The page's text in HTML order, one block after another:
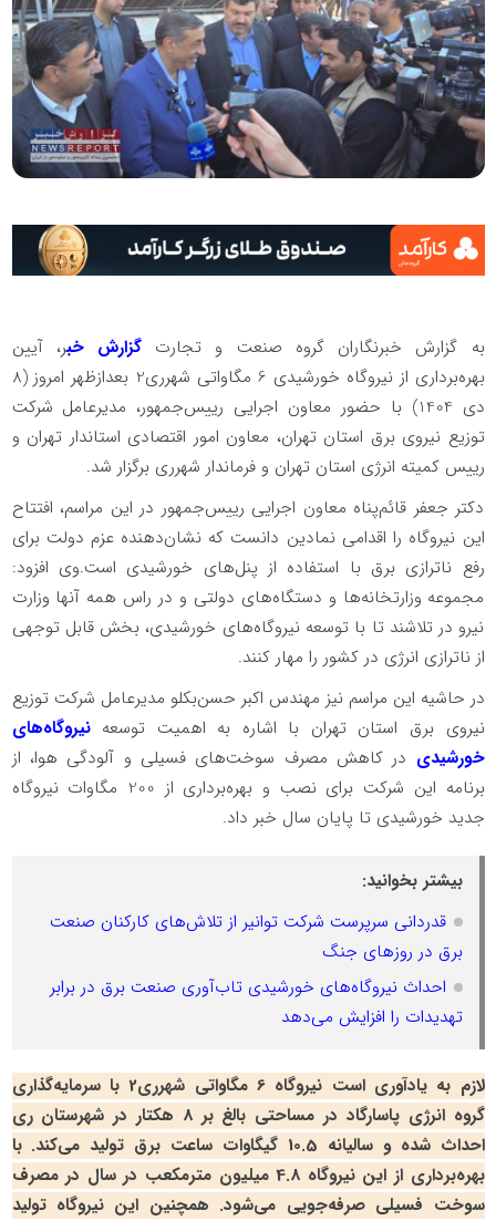
به گزارش خبرنگاران گروه صنعت و تجارت گزارش خبر، آیین
بهره‌برداری از نیروگاه خورشیدی 6 مگاواتی شهرری2 بعدازظهر امروز (8
دی 1404) با حضور معاون اجرایی رییس‌جمهور، مدیرعامل شرکت
توزیع نیروی برق استان تهران، معاون امور اقتصادی استاندار تهران و
رییس کمیته انرژی استان تهران و فرماندار شهرری برگزار شد.
دکتر جعفر قائم‌پناه معاون اجرایی رییس‌جمهور در این مراسم، افتتاح
این نیروگاه را اقدامی نمادین دانست که نشان‌دهنده عزم دولت برای
رفع ناترازی برق با استفاده از پنل‌های خورشیدی است.وی افزود:
مجموعه وزارتخانه‌ها و دستگاه‌های دولتی و در راس همه آنها وزارت
نیرو در تلاشند تا با توسعه نیروگاه‌های خورشیدی، بخش قابل توجهی
از ناترازی انرژی در کشور را مهار کنند.
در حاشیه این مراسم نیز مهندس اکبر حسن‌بکلو مدیرعامل شرکت توزیع
نیروی برق استان تهران با اشاره به اهمیت توسعه نیروگاه‌های
خورشیدی در کاهش مصرف سوخت‌های فسیلی و آلودگی‌ هوا، از
برنامه این شرکت برای نصب و بهره‌برداری از 200 مگاوات نیروگاه
جدید خورشیدی تا پایان سال خبر داد.
بیشتر بخوانید:
قدردانی سرپرست شرکت توانیر از تلاش‌های کارکنان صنعت
برق در روزهای جنگ
احداث نیروگاه‌های خورشیدی تاب‌آوری صنعت برق در برابر
تهدیدات را افزایش می‌دهد
لازم به یادآوری است نیروگاه 6 مگاواتی شهرری2 با سرمایه‌گذاری
گروه انرژی پاسارگاد در مساحتی بالغ بر 8 هکتار در شهرستان ری
احداث شده و سالیانه 10.5 گیگاوات ساعت برق تولید می‌کند. با
بهره‌برداری از این نیروگاه 4.8 میلیون مترمکعب در سال در مصرف
سوخت فسیلی صرفه‌جویی می‌شود. همچنین این نیروگاه تولید